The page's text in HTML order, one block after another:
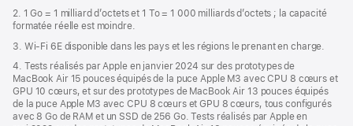
2. 1 Go = 1 milliard d’octets et 1 To = 1 000 milliards d’octets ; la capacité
formatée réelle est moindre.
3. Wi-Fi 6E disponible dans les pays et les régions le prenant en charge.
4. Tests réalisés par Apple en janvier 2024 sur des prototypes de
MacBook Air 15 pouces équipés de la puce Apple M3 avec CPU 8 cœurs et
GPU 10 cœurs, et sur des prototypes de MacBook Air 13 pouces équipés
de la puce Apple M3 avec CPU 8 cœurs et GPU 8 cœurs, tous configurés
avec 8 Go de RAM et un SSD de 256 Go. Tests réalisés par Apple en